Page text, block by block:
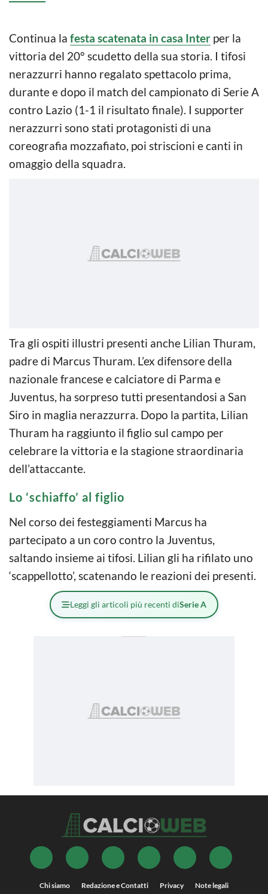
o
Continua la festa scatenata in casa Inter per la
vittoria del 20° scudetto della sua storia. I tifosi
nerazzurri hanno regalato spettacolo prima,
durante e dopo il match del campionato di Serie A
contro Lazio (1-1 il risultato finale). I supporter
nerazzurri sono stati protagonisti di una
coreografia mozzafiato, poi striscioni e canti in
omaggio della squadra.
Tra gli ospiti illustri presenti anche Lilian Thuram,
padre di Marcus Thuram. L’ex difensore della
nazionale francese e calciatore di Parma e
Juventus, ha sorpreso tutti presentandosi a San
Siro in maglia nerazzurra. Dopo la partita, Lilian
Thuram ha raggiunto il figlio sul campo per
celebrare la vittoria e la stagione straordinaria
dell’attaccante.
Lo ‘schiaffo’ al figlio
Nel corso dei festeggiamenti Marcus ha
partecipato a un coro contro la Juventus,
saltando insieme ai tifosi. Lilian gli ha rifilato uno
‘scappellotto’, scatenando le reazioni dei presenti.
Leggi gli articoli più recenti diSerie A
Chi siamo Redazione e Contatti Privacy Note legali